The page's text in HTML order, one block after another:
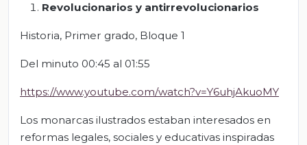
Revolucionarios y antirrevolucionarios
Historia, Primer grado, Bloque 1
Del minuto 00:45 al 01:55
https://www.youtube.com/watch?v=Y6uhjAkuoMY
Los monarcas ilustrados estaban interesados en
reformas legales, sociales y educativas inspiradas